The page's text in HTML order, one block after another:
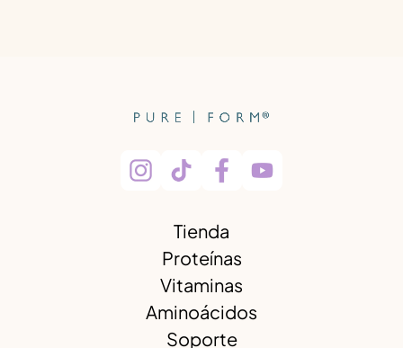
Tienda
Proteínas
Vitaminas
Aminoácidos
Soporte